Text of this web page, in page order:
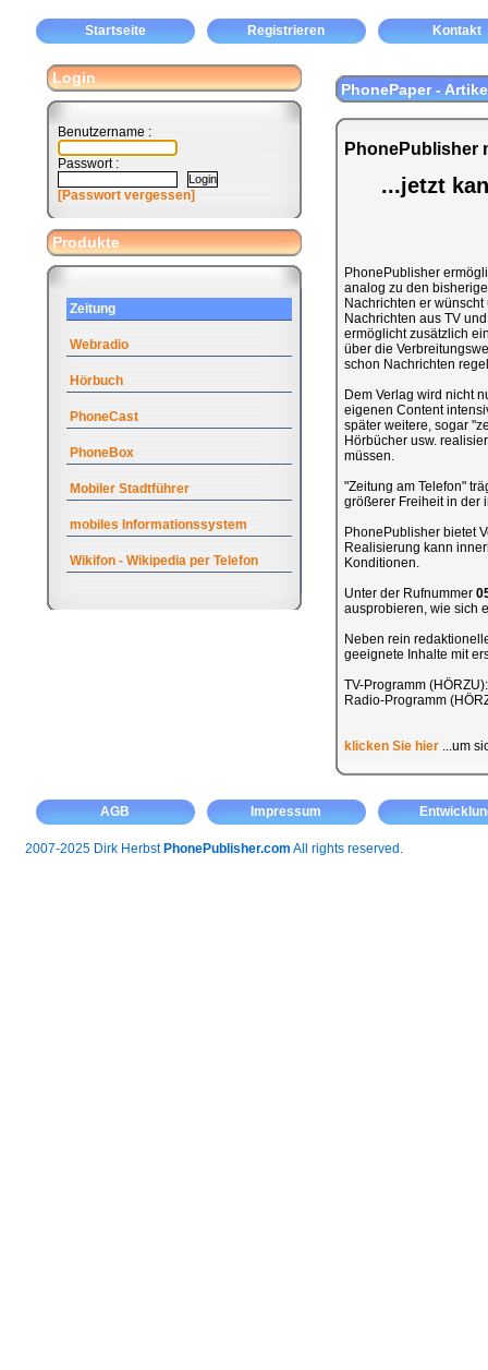
Startseite Registrieren Kontakt
Login
Benutzername :
Passwort :
[Passwort vergessen]
Produkte
Zeitung
Webradio
Hörbuch
PhoneCast
PhoneBox
Mobiler Stadtführer
mobiles Informationssystem
Wikifon - Wikipedia per Telefon
PhonePaper -
PhonePublisher
...jetzt
PhonePublisher
analog zu den
Nachrichten er
Nachrichten aus TV
ermöglicht zusätzlich
über die
schon Nachrichten
Dem Verlag wird nicht
eigenen Content
später weitere, sogar
Hörbücher usw.
müssen.
"Zeitung am Telefon"
größerer Freiheit in der
PhonePublisher bietet
Realisierung kann
Konditionen.
Unter der Rufnummer
ausprobieren, wie sich
Neben rein
geeignete Inhalte mit
TV-Programm
Radio-Programm
klicken Sie hier...um
AGB Impressum
2007-2025 Dirk Herbst PhonePublisher.com All rights reserved.